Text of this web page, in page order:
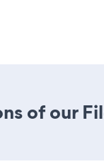
of our